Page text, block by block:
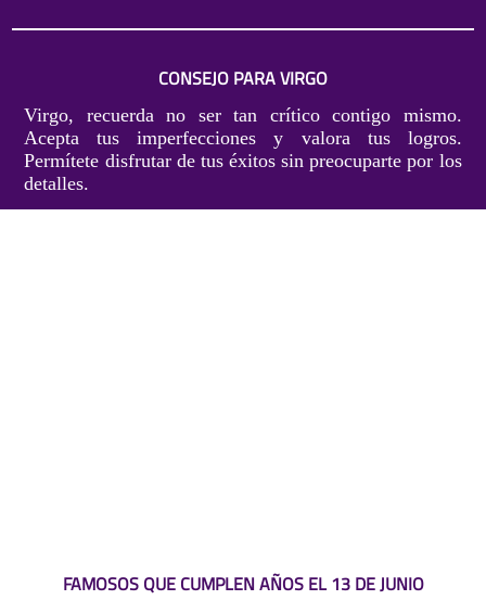
CONSEJO PARA VIRGO
Virgo, recuerda no ser tan crítico contigo mismo.
Acepta tus imperfecciones y valora tus logros.
Permítete disfrutar de tus éxitos sin preocuparte por los
detalles.
FAMOSOS QUE CUMPLEN AÑOS EL 13 DE JUNIO